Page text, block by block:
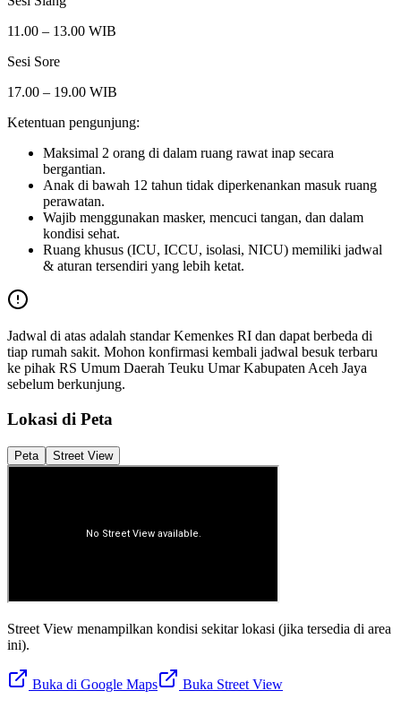
11.00 – 13.00 WIB
Sesi Sore
17.00 – 19.00 WIB
Ketentuan pengunjung:
Maksimal 2 orang di dalam ruang rawat inap secara
bergantian.
Anak di bawah 12 tahun tidak diperkenankan masuk ruang
perawatan.
Wajib menggunakan masker, mencuci tangan, dan dalam
kondisi sehat.
Ruang khusus (ICU, ICCU, isolasi, NICU) memiliki jadwal
& aturan tersendiri yang lebih ketat.
Jadwal di atas adalah standar Kemenkes RI dan dapat berbeda di
tiap rumah sakit. Mohon konfirmasi kembali jadwal besuk terbaru
ke pihak RS Umum Daerah Teuku Umar Kabupaten Aceh Jaya
sebelum berkunjung.
Lokasi di Peta
Peta Street View
Street View menampilkan kondisi sekitar lokasi (jika tersedia di area
ini).
Buka di Google Maps Buka Street View